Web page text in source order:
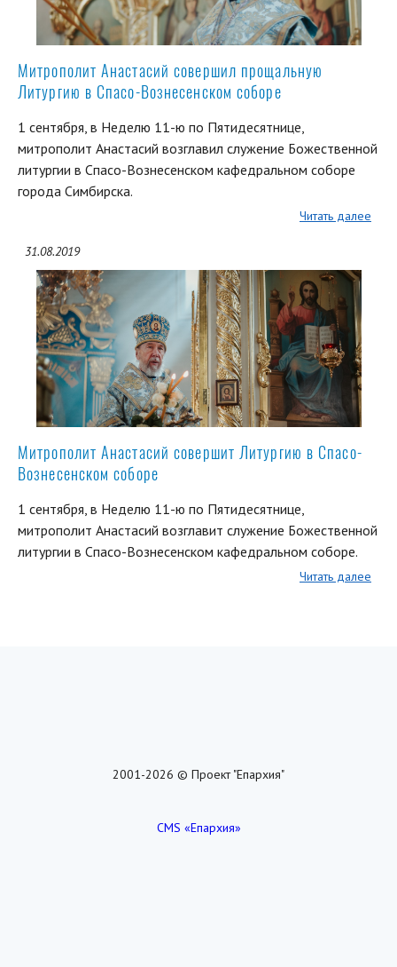
Митрополит Анастасий совершил прощальную
Литургию в Спасо-Вознесенском соборе
1 сентября, в Неделю 11-ю по Пятидесятнице,
митрополит Анастасий возглавил служение Божественной
литургии в Спасо-Вознесенском кафедральном соборе
города Симбирска.
Читать далее
31.08.2019
Митрополит Анастасий совершит Литургию в Спасо-
Вознесенском соборе
1 сентября, в Неделю 11-ю по Пятидесятнице,
митрополит Анастасий возглавит служение Божественной
литургии в Спасо-Вознесенском кафедральном соборе.
Читать далее
2001-2026 © Проект "Епархия"
CMS «Епархия»